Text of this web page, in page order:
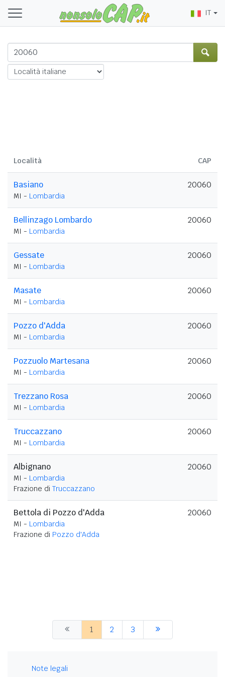
IT
Località CAP
Basiano
MI - Lombardia
20060
Bellinzago Lombardo
MI - Lombardia
20060
Gessate
MI - Lombardia
20060
Masate
MI - Lombardia
20060
Pozzo d'Adda
MI - Lombardia
20060
Pozzuolo Martesana
MI - Lombardia
20060
Trezzano Rosa
MI - Lombardia
20060
Truccazzano
MI - Lombardia
20060
Albignano
MI - Lombardia
Frazione di Truccazzano
20060
Bettola di Pozzo d'Adda
MI - Lombardia
Frazione di Pozzo d'Adda
20060
1 2 3
Note legali